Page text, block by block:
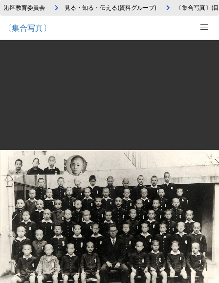
港区教育委員会 見る・知る・伝える(資料グループ) 〔集合写真〕(